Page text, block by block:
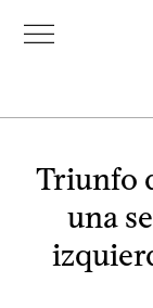
Triunfo
una